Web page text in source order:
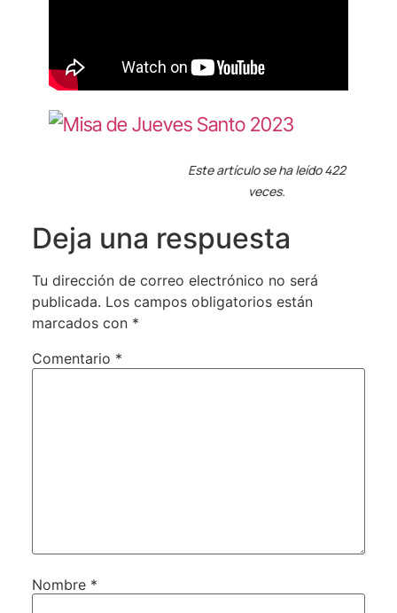
Este artículo se ha leído 422
veces.
Deja una respuesta
Tu dirección de correo electrónico no será
publicada. Los campos obligatorios están
marcados con *
Comentario *
Nombre *